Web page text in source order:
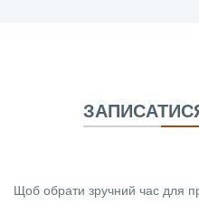
Щоб обрати зручний час для